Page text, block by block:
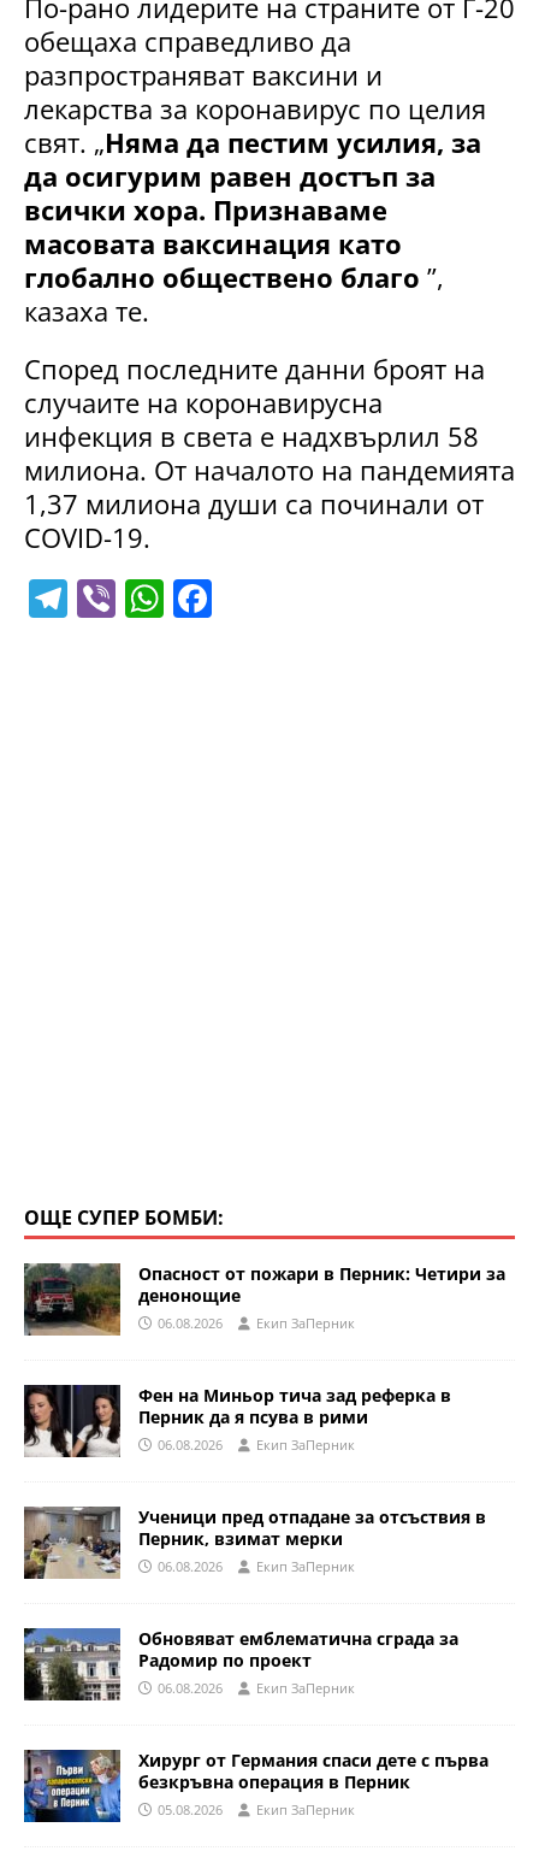
По-рано лидерите на страните от Г-20
обещаха справедливо да
разпространяват ваксини и
лекарства за коронавирус по целия
свят. „Няма да пестим усилия, за
да осигурим равен достъп за
всички хора. Признаваме
масовата ваксинация като
глобално обществено благо ”,
казаха те.
Според последните данни броят на
случаите на коронавирусна
инфекция в света е надхвърлил 58
милиона. От началото на пандемията
1,37 милиона души са починали от
COVID-19.
T Vi W
ОЩЕ СУПЕР БОМБИ:
Опасност от пожари в Перник: Четири за
денонощие
06.08.2026 Eкип ЗаПерник
Фен на Миньор тича зад реферка в
Перник да я псува в рими
06.08.2026 Eкип ЗаПерник
Ученици пред отпадане за отсъствия в
Перник, взимат мерки
06.08.2026 Eкип ЗаПерник
Обновяват емблематична сграда за
Радомир по проект
06.08.2026 Eкип ЗаПерник
Хирург от Германия спаси дете с първа
безкръвна операция в Перник
05.08.2026 Eкип ЗаПерник